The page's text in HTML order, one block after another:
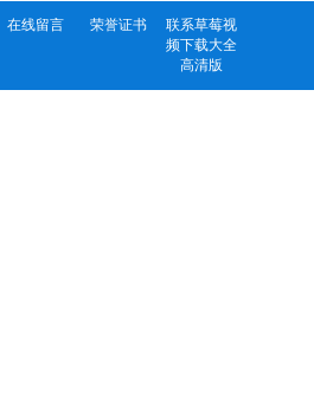
在线留言 荣誉证书
联系草莓视
频下载大全
高清版